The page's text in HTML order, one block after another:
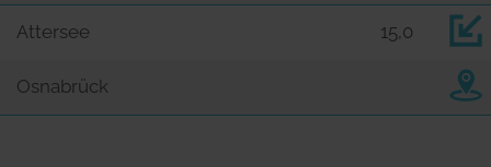
Attersee 15,0
Osnabrück